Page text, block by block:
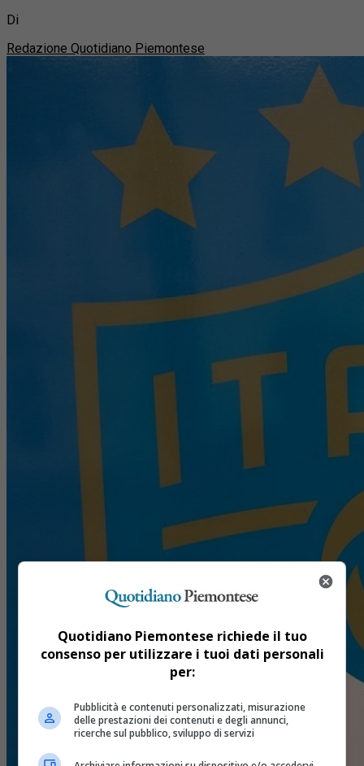
Di
Redazione Quotidiano Piemontese
Quotidiano Piemontese richiede il tuo
consenso per utilizzare i tuoi dati personali
per:
Pubblicità e contenuti personalizzati, misurazione
delle prestazioni dei contenuti e degli annunci,
ricerche sul pubblico, sviluppo di servizi